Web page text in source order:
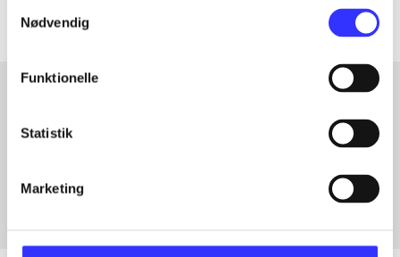
Nødvendig
Funktionelle
Statistik
Marketing
Artikler med samme emner